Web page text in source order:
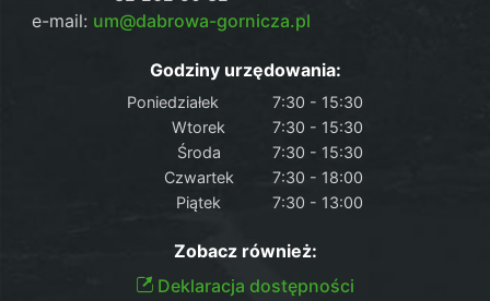
e-mail: um@dabrowa-gornicza.pl
Godziny urzędowania:
Poniedziałek
7:30 - 15:30
Wtorek
7:30 - 15:30
Środa
7:30 - 15:30
Czwartek
7:30 - 18:00
Piątek
7:30 - 13:00
Zobacz również:
Deklaracja dostępności